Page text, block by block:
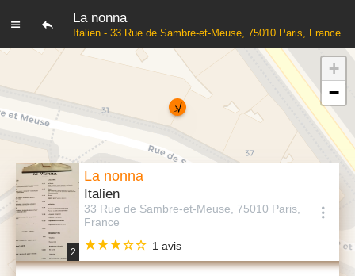
La nonna
Italien - 33 Rue de Sambre-et-Meuse, 75010 Paris, France
2
La nonna
Italien
33 Rue de Sambre-et-Meuse, 75010 Paris,
France
1 avis
+
−